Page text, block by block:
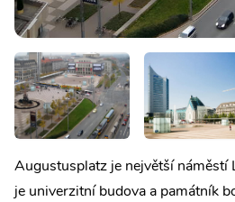
Augustusplatz je největší náměstí
je univerzitní budova a památník